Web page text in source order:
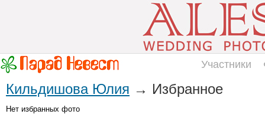
Участники
Кильдишова Юлия → Избранное
Нет избранных фото